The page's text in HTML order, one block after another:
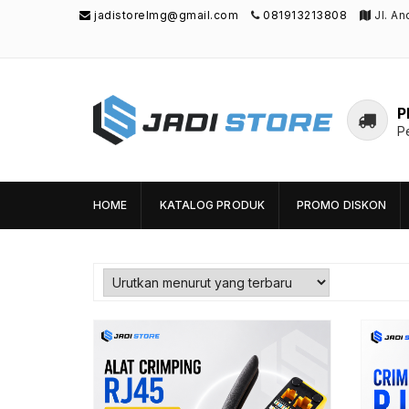
jadistorelmg@gmail.com 081913213808 Jl.
Jadi Store
Unik di Lamongan
HOME KATALOG PRODUK PROMO DISKON